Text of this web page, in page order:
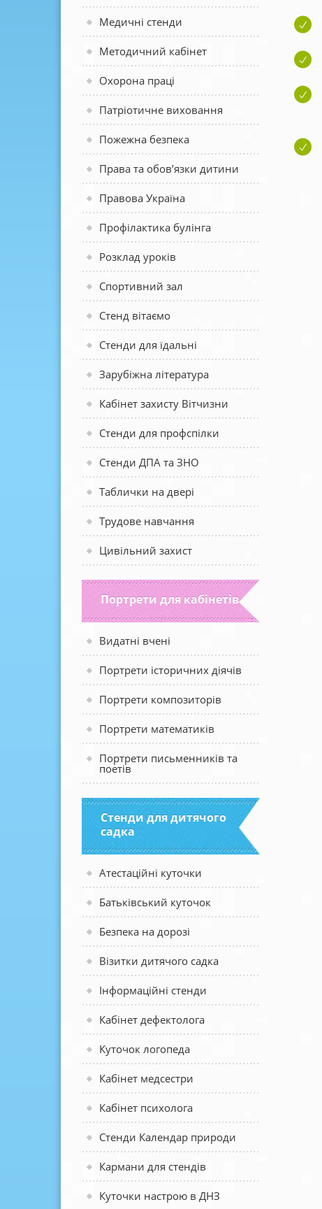
Медичні стенди
Методичний кабінет
Охорона праці
Патріотичне виховання
Пожежна безпека
Права та обов’язки дитини
Правова Україна
Профілактика булінга
Розклад уроків
Спортивний зал
Стенд вітаємо
Стенди для їдальні
Зарубіжна література
Кабінет захисту Вітчизни
Стенди для профспілки
Стенди ДПА та ЗНО
Таблички на двері
Трудове навчання
Цивільний захист
Портрети для кабінетів
Видатні вчені
Портрети історичних діячів
Портрети композиторів
Портрети математиків
Портрети письменників та
поетів
Стенди для дитячого
садка
Атестаційні куточки
Батьківський куточок
Безпека на дорозі
Візитки дитячого садка
Інформаційні стенди
Кабінет дефектолога
Куточок логопеда
Кабінет медсестри
Кабінет психолога
Стенди Календар природи
Кармани для стендів
Куточки настрою в ДНЗ